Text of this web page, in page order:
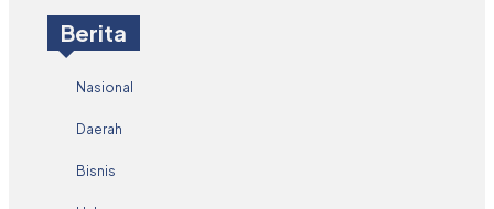
Berita
Nasional
Daerah
Bisnis